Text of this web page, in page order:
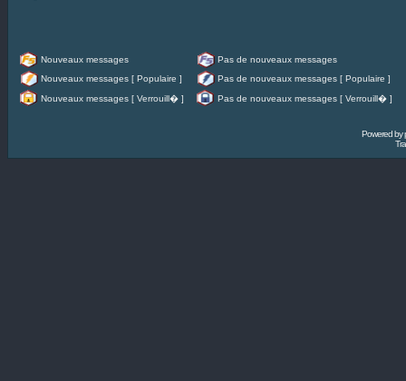
Nouveaux messages
Pas de nouveaux messages
Nouveaux messages [ Populaire ]
Pas de nouveaux messages [ Populaire ]
Nouveaux messages [ Verrouill� ]
Pas de nouveaux messages [ Verrouill� ]
Powered by